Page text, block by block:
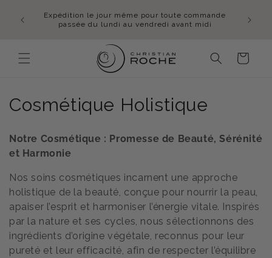
passer
au
Expédition le jour même pour toute commande
passée du lundi au vendredi avant midi
Panier
C
l
l
e
c
t
Cosmétique Holistique
Notre Cosmétique : Promesse de Beauté, Sérénité
et Harmonie
Nos soins cosmétiques incarnent une approche
holistique de la beauté, conçue pour nourrir la peau,
apaiser l’esprit et harmoniser l’énergie vitale. Inspirés
par la nature et ses cycles, nous sélectionnons des
ingrédients d’origine végétale, reconnus pour leur
pureté et leur efficacité, afin de respecter l’équilibre